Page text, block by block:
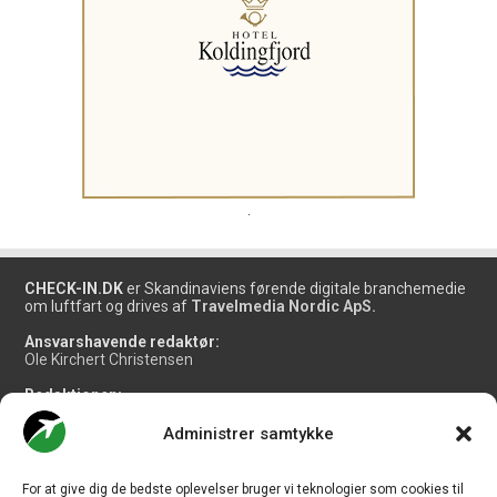
Administrer samtykke
For at give dig de bedste oplevelser bruger vi teknologier som cookies til
CHECK-IN.DK er Skandinaviens førende digitale branchemedie
om luftfart og drives af Travelmedia Nordic ApS.
Ansvarshavende redaktør:
Ole Kirchert Christensen
Redaktionen:
Christian Granhøj Skouboe
Henrik Baumgarten
Danny Longhi Andreasen